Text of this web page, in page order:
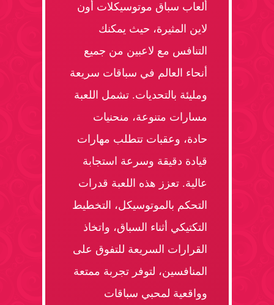
ألعاب سباق موتوسيكلات أون
لاين المثيرة، حيث يمكنك
التنافس مع لاعبين من جميع
أنحاء العالم في سباقات سريعة
ومليئة بالتحديات. تشمل اللعبة
مسارات متنوعة، منحنيات
حادة، وعقبات تتطلب مهارات
قيادة دقيقة وسرعة استجابة
عالية. تعزز هذه اللعبة قدرات
التحكم بالموتوسيكل، التخطيط
التكتيكي أثناء السباق، واتخاذ
القرارات السريعة للتفوق على
المنافسين، لتوفر تجربة ممتعة
وواقعية لمحبي سباقات